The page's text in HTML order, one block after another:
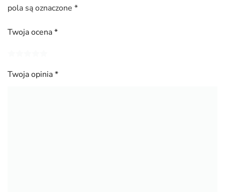
pola są oznaczone *
Twoja ocena*
Twoja opinia*